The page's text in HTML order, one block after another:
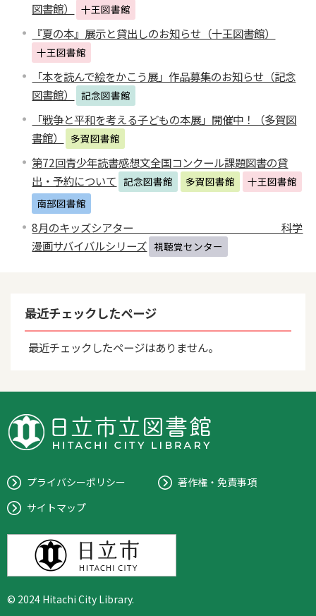
図書館）
十王図書館
『夏の本』展示と貸出しのお知らせ（十王図書館）
十王図書館
「本を読んで絵をかこう展」作品募集のお知らせ（記念
図書館）
記念図書館
「戦争と平和を考える子どもの本展」開催中！（多賀図
書館）
多賀図書館
第72回青少年読書感想文全国コンクール課題図書の貸
出・予約について 記念図書館 多賀図書館
十王図書館
南部図書館
8月のキッズシアター 科学
漫画サバイバルシリーズ 視聴覚センター
最近チェックしたページ
最近チェックしたページはありません。
プライバシーポリシー
著作権・免責事項
サイトマップ
© 2024 Hitachi City Library.